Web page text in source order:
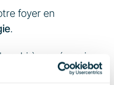
.
subi à une énergie
et valorisez